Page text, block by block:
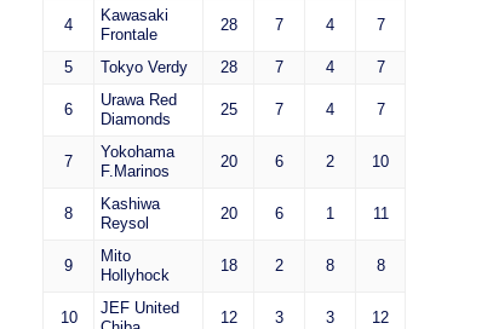
4
Kawasaki
Frontale
28 7 4 7
5 Tokyo Verdy 28 7 4 7
6
Urawa Red
Diamonds
25 7 4 7
7
Yokohama
F.Marinos
20 6 2 10
8
Kashiwa
Reysol
20 6 1 11
9
Mito
Hollyhock
18 2 8 8
10
JEF United
12 3 3 12